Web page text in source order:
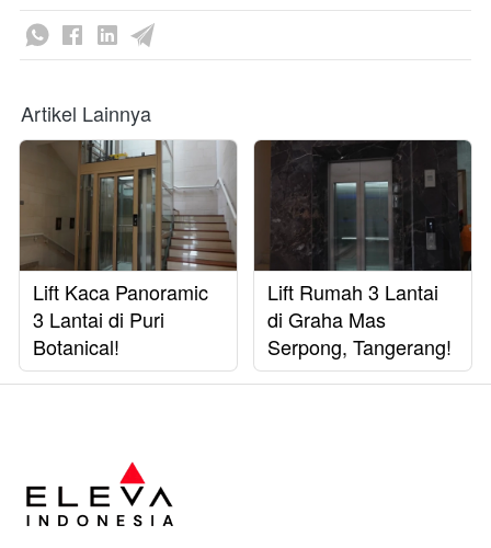
Artikel Lainnya
Lift Kaca Panoramic
3 Lantai di Puri
Botanical!
Lift Rumah 3 Lantai
di Graha Mas
Serpong, Tangerang!